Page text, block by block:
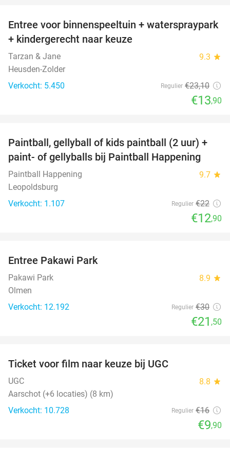
40%
Entree voor binnenspeeltuin + waterspraypark
+ kindergerecht naar keuze
Tarzan & Jane 9.3 star
Heusden-Zolder
Verkocht: 5.450
Regulier €23,10
€13,90
41%
Paintball, gellyball of kids paintball (2 uur) +
paint- of gellyballs bij Paintball Happening
Paintball Happening 9.7 star
Leopoldsburg
Verkocht: 1.107
Regulier €22
€12,90
Entree Pakawi Park
Pakawi Park 8.9 star
Olmen
Verkocht: 12.192
Regulier €30
€21 ,50
Ticket voor film naar keuze bij UGC
UGC 8.8 star
Aarschot (+6 locaties) (8 km)
Verkocht: 10.728
Regulier €16
€9,90